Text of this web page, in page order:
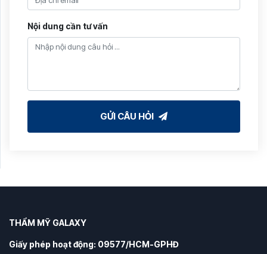
Nội dung cần tư vấn
GỬI CÂU HỎI
THẨM MỸ GALAXY
Giấy phép hoạt động: 09577/HCM-GPHĐ